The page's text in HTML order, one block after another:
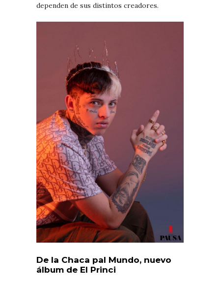
dependen de sus distintos creadores.
De la Chaca pal Mundo, nuevo
álbum de El Princi